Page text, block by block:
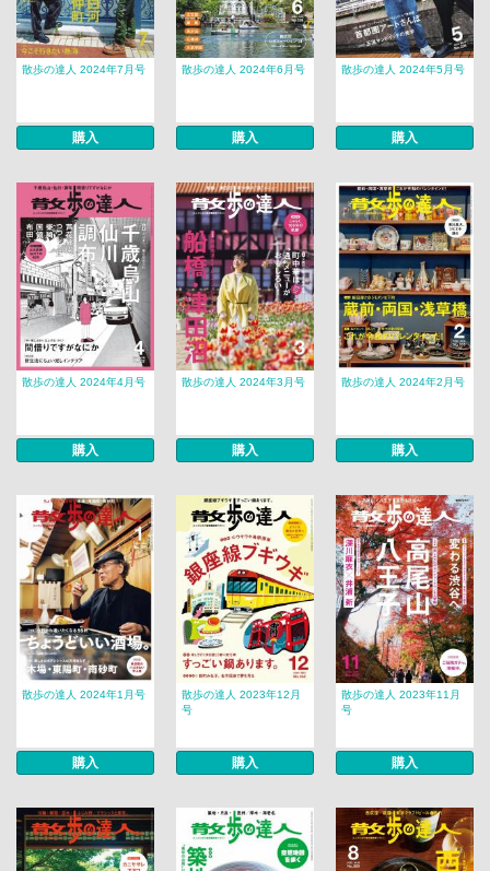
散歩の達人 2024年7月号
購入
散歩の達人 2024年6月号
購入
散歩の達人 2024年5月号
購入
散歩の達人 2024年4月号
購入
散歩の達人 2024年3月号
購入
散歩の達人 2024年2月号
購入
散歩の達人 2024年1月号
購入
散歩の達人 2023年12月
号
購入
散歩の達人 2023年11月
号
購入